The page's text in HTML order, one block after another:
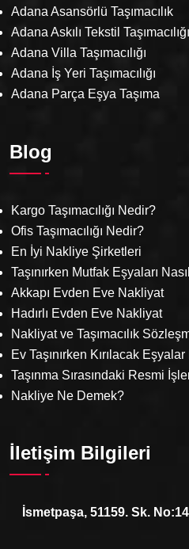
Adana Asansörlü Taşımacılık
Adana Askılı Tekstil Taşımacılığı
Adana Villa Taşımacılığı
Adana İş Yeri Taşımacılığı
Adana Parça Eşya Taşıma
Blog
Kargo Taşımacılığı Nedir?
Ofis Taşımacılığı Nedir?
En İyi Nakliye Şirketleri
Taşınırken Mutfak Eşyaları
Akkapı Evden Eve Nakliyat
Hadırlı Evden Eve Nakliyat
Nakliyat ve Taşımacılık
Ev Taşınırken Kırılacak
Taşınma Sırasındaki Resmi
Nakliye Ne Demek?
İletişim Bilgileri
İsmetpaşa, 51159. Sk.